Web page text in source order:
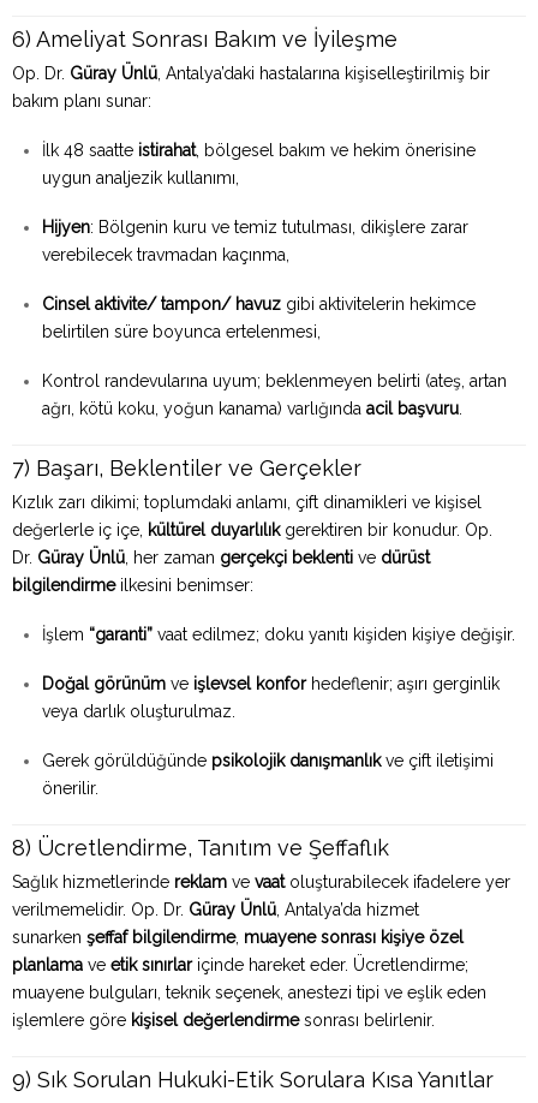
6) Ameliyat Sonrası Bakım ve İyileşme
Op. Dr. Güray Ünlü , Antalya’daki hastalarına kişiselleştirilmiş bir
bakım planı sunar:
İlk 48 saatte istirahat, bölgesel bakım ve hekim önerisine
uygun analjezik kullanımı,
Hijyen: Bölgenin kuru ve temiz tutulması, dikişlere zarar
verebilecek travmadan kaçınma,
Cinsel aktivite/ tampon/ havuz gibi aktivitelerin hekimce
belirtilen süre boyunca ertelenmesi,
Kontrol randevularına uyum; beklenmeyen belirti (ateş, artan
ağrı, kötü koku, yoğun kanama) varlığında acil başvuru
7) Başarı, Beklentiler ve Gerçekler
Kızlık zarı dikimi; toplumdaki anlamı, çift dinamikleri ve kişisel
değerlerle iç içe, kültürel duyarlılıkgerektiren bir konudur. Op.
Dr. Güray Ünlü , her zaman gerçekçi beklenti ve dürüst
bilgilendirmeilkesini benimser:
İşlem “garanti” vaat edilmez; doku yanıtı kişiden kişiye değişir.
Doğal görünüm ve işlevsel konforhedeflenir; aşırı gerginlik
veya darlık oluşturulmaz.
Gerek görüldüğünde psikolojik danışmanlıkve çift iletişimi
önerilir.
8) Ücretlendirme, Tanıtım ve Şeffaflık
Sağlık hizmetlerinde reklam ve vaatoluşturabilecek ifadelere yer
verilmemelidir. Op. Dr. Güray Ünlü , Antalya’da hizmet
sunarken şeffaf bilgilendirme, muayene sonrası kişiye özel
planlama ve etik sınırlariçinde hareket eder. Ücretlendirme;
muayene bulguları, teknik seçenek, anestezi tipi ve eşlik eden
işlemlere göre kişisel değerlendirmesonrası belirlenir.
9) Sık Sorulan Hukuki-Etik Sorulara Kısa Yanıtlar